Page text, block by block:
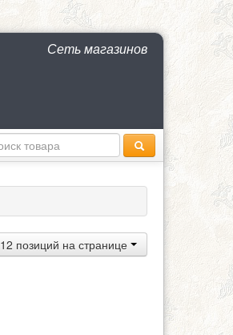
Сеть магазинов
12 позиций на странице